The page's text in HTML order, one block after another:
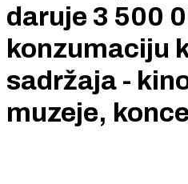
daruje 3 500
konzumaciju
sadržaja -
muzeje,